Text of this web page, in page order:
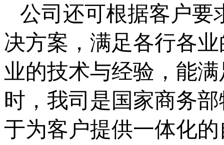
公司还可根据客户要
决方案，满足各行各
业的技术与经验，能
时，我司是国家商务
于为客户提供一体化